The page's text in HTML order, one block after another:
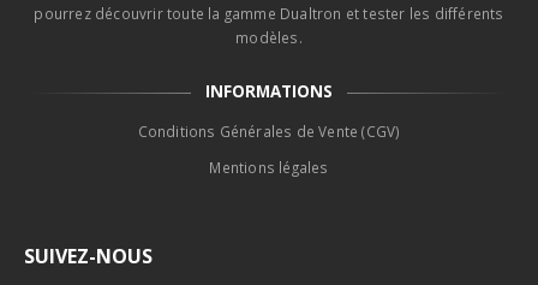
pourrez découvrir toute la gamme Dualtron et tester les différents
modèles.
INFORMATIONS
Conditions Générales de Vente (CGV)
Mentions légales
SUIVEZ-NOUS